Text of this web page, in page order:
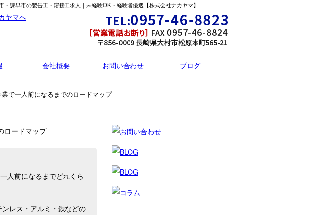
諫早市の製缶工・溶接工求人｜未経験OK・経験者優遇【株式会社ナカヤマ】
会社概要 お問い合わせ ブログ
で一人前になるまでのロードマップ
ロードマップ
人前になるまでどれくら
レス・アルミ・鉄などの